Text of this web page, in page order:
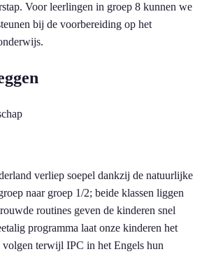
Voor leerlingen in groep 8 kunnen we
bij de voorbereiding op het
verliep soepel dankzij de natuurlijke
naar groep 1/2; beide klassen liggen
routines geven de kinderen snel
programma laat onze kinderen het
terwijl IPC in het Engels hun